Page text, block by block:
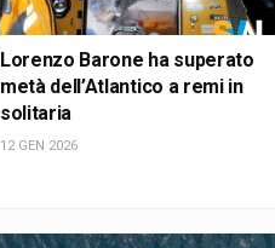
Lorenzo Barone ha superato
metà dell’Atlantico a remi in
solitaria
12 GEN 2026